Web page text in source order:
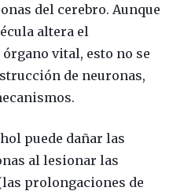
del cerebro. Aunque
altera el
vital, esto no se
de neuronas,
puede dañar las
al lesionar las
prolongaciones de